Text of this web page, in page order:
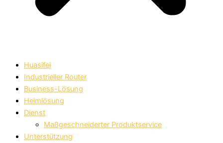
Huasifei
Industrieller Router
Business-Lösung
Heimlösung
Dienst
Maßgeschneiderter Produktservice
Unterstützung